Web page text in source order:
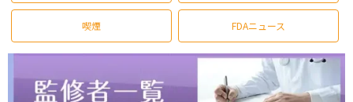
喫煙 FDAニュース